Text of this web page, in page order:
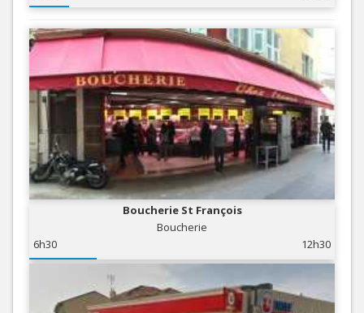
Boucherie St François
Boucherie
6h30
12h30